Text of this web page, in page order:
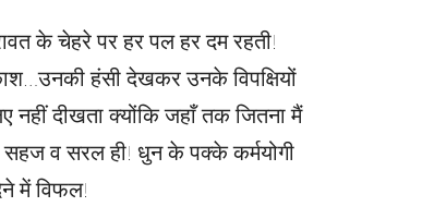
के चेहरे पर हर पल हर दम रहती!
हंसी देखकर उनके विपक्षियों
दीखता क्योंकि जहाँ तक जितना मैं
सहज व सरल ही! धुन के पक्के कर्मयोगी
में विफल!